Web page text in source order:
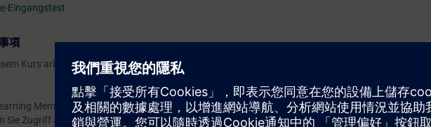
Eingangstest
項
Kurs arbeiten Sie mit der Software SIMATIC STEP 7 auf Basis TIA Portal.
Membership beginnt 7 Tage vor Kursbeginn und endet 14 Tage nach Kursende. Während
Sie Zugriff auf alle der über 480 verfügbaren web-based Trainings.